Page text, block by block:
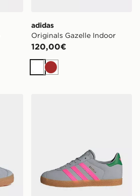
adidas
Originals Gazelle Indoor
120,00€
BiancoMarrone